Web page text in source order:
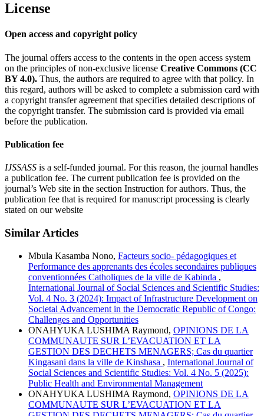
License
Open access and copyright policy
The journal offers access to the contents in the open access system
on the principles of non-exclusive license Creative Commons (CC
BY 4.0). Thus, the authors are required to agree with that policy. In
this regard, authors will be asked to complete a submission card with
a copyright transfer agreement that specifies detailed descriptions of
the copyright transfer. The submission card is provided via email
before the publication.
Publication fee
IJSSASS is a self-funded journal. For this reason, the journal handles
a publication fee. The current publication fee is provided on the
journal’s Web site in the section Instruction for authors. Thus, the
publication fee that is required for manuscript processing is clearly
stated on our website
Similar Articles
Mbula Kasamba Nono, Facteurs socio- pédagogiques et
Performance des apprenants des écoles secondaires publiques
conventionnées Catholiques de la ville de Kabinda ,
International Journal of Social Sciences and Scientific Studies:
Vol. 4 No. 3 (2024): Impact of Infrastructure Development on
Societal Advancement in the Democratic Republic of Congo:
Challenges and Opportunities
ONAHYUKA LUSHIMA Raymond, OPINIONS DE LA
COMMUNAUTE SUR L’EVACUATION ET LA
GESTION DES DECHETS MENAGERS; Cas du quartier
Kingasani dans la ville de Kinshasa , International Journal of
Social Sciences and Scientific Studies: Vol. 4 No. 5 (2025):
Public Health and Environmental Management
ONAHYUKA LUSHIMA Raymond, OPINIONS DE LA
COMMUNAUTE SUR L’EVACUATION ET LA